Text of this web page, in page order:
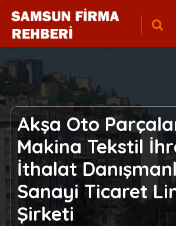
Akşa Oto
Makina Tekstil
İthalat
Sanayi Ticaret
Şirketi